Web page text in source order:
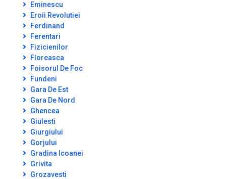
Eminescu
Eroii Revolutiei
Ferdinand
Ferentari
Fizicienilor
Floreasca
Foisorul De Foc
Fundeni
Gara De Est
Gara De Nord
Ghencea
Giulesti
Giurgiului
Gorjului
Gradina Icoanei
Grivita
Grozavesti